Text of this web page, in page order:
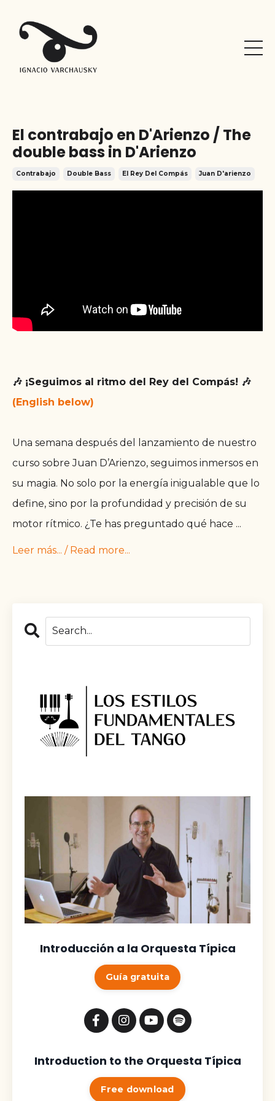
El contrabajo en D'Arienzo / The
double bass in D'Arienzo
Contrabajo Double Bass El Rey Del Compás Juan D'arienzo
🎶 ¡Seguimos al ritmo del Rey del Compás! 🎶
(English below)
Una semana después del lanzamiento de nuestro
curso sobre Juan D’Arienzo, seguimos inmersos en
su magia. No solo por la energía inigualable que lo
define, sino por la profundidad y precisión de su
motor rítmico. ¿Te has preguntado qué hace ...
Leer más... / Read more...
Introducción a la Orquesta Típica
Guía gratuita
Introduction to the Orquesta Típica
Free download